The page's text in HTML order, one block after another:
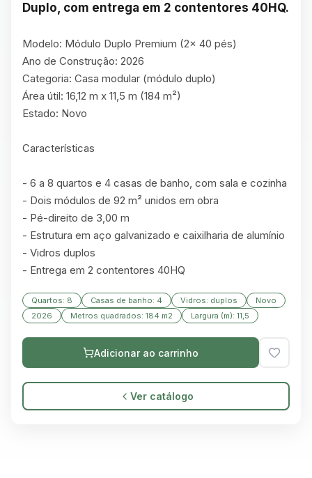
Duplo, com entrega em 2 contentores 40HQ.
Modelo: Módulo Duplo Premium (2× 40 pés)
Ano de Construção: 2026
Categoria: Casa modular (módulo duplo)
Área útil: 16,12 m x 11,5 m (184 m²)
Estado: Novo
Características
- 6 a 8 quartos e 4 casas de banho, com sala e cozinha
- Dois módulos de 92 m² unidos em obra
- Pé-direito de 3,00 m
- Estrutura em aço galvanizado e caixilharia de alumínio
- Vidros duplos
- Entrega em 2 contentores 40HQ
Quartos: 8 Casas de banho: 4 Vidros: duplos
Novo
2026
Metros quadrados: 184 m2 Largura (m): 11,5
Adicionar ao carrinho
Ver catálogo